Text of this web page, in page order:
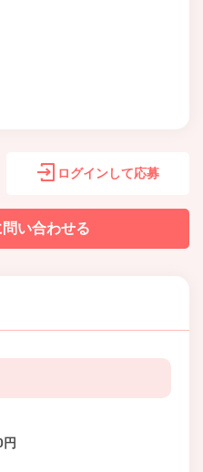
ログインして応募
い合わせる